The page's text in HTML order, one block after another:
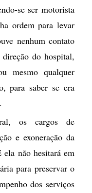
se ser motorista
ordem para levar
nenhum contato
do hospital,
mesmo qualquer
para saber se era
os cargos de
e exoneração da
não hesitará em
para preservar o
dos serviços